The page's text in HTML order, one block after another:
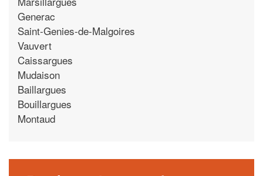
Generac
Saint-Genies-de-Malgoires
Vauvert
Caissargues
Mudaison
Baillargues
Bouillargues
Montaud